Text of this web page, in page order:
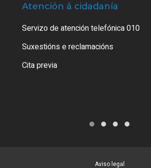
Atención á cidadanía
Servizo de atención telefónica 010
Suxestións e reclamacións
Cita previa
Aviso legal